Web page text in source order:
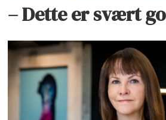
– Dette er svært